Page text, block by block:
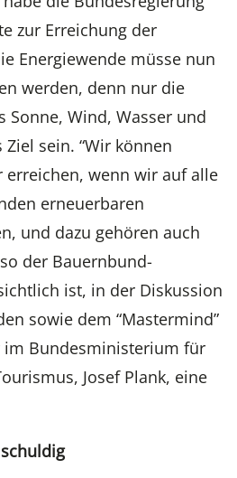
zur Erreichung der
Energiewende müsse nun
werden, denn nur die
Sonne, Wind, Wasser und
sein. “Wir können
erreichen, wenn wir auf alle
erneuerbaren
und dazu gehören auch
der Bauernbund-
ist, in der Diskussion
sowie dem “Mastermind”
im Bundesministerium für
Josef Plank, eine